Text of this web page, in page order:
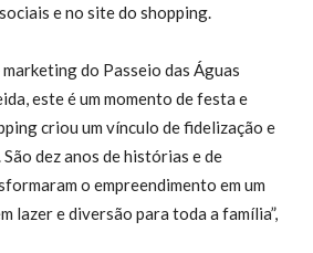
e no site do shopping.
do Passeio das Águas
este é um momento de festa e
criou um vínculo de fidelização e
dez anos de histórias e de
o empreendimento em um
lazer e diversão para toda a família”,